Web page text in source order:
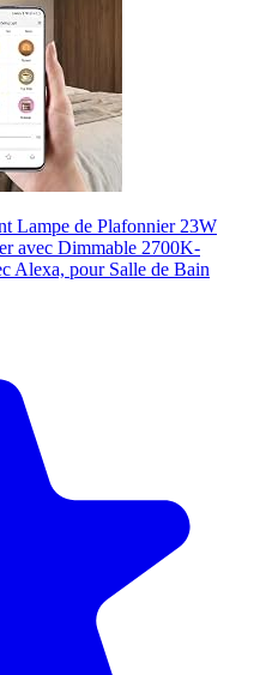
Lampe de Plafonnier 23W
avec Dimmable 2700K-
Alexa, pour Salle de Bain